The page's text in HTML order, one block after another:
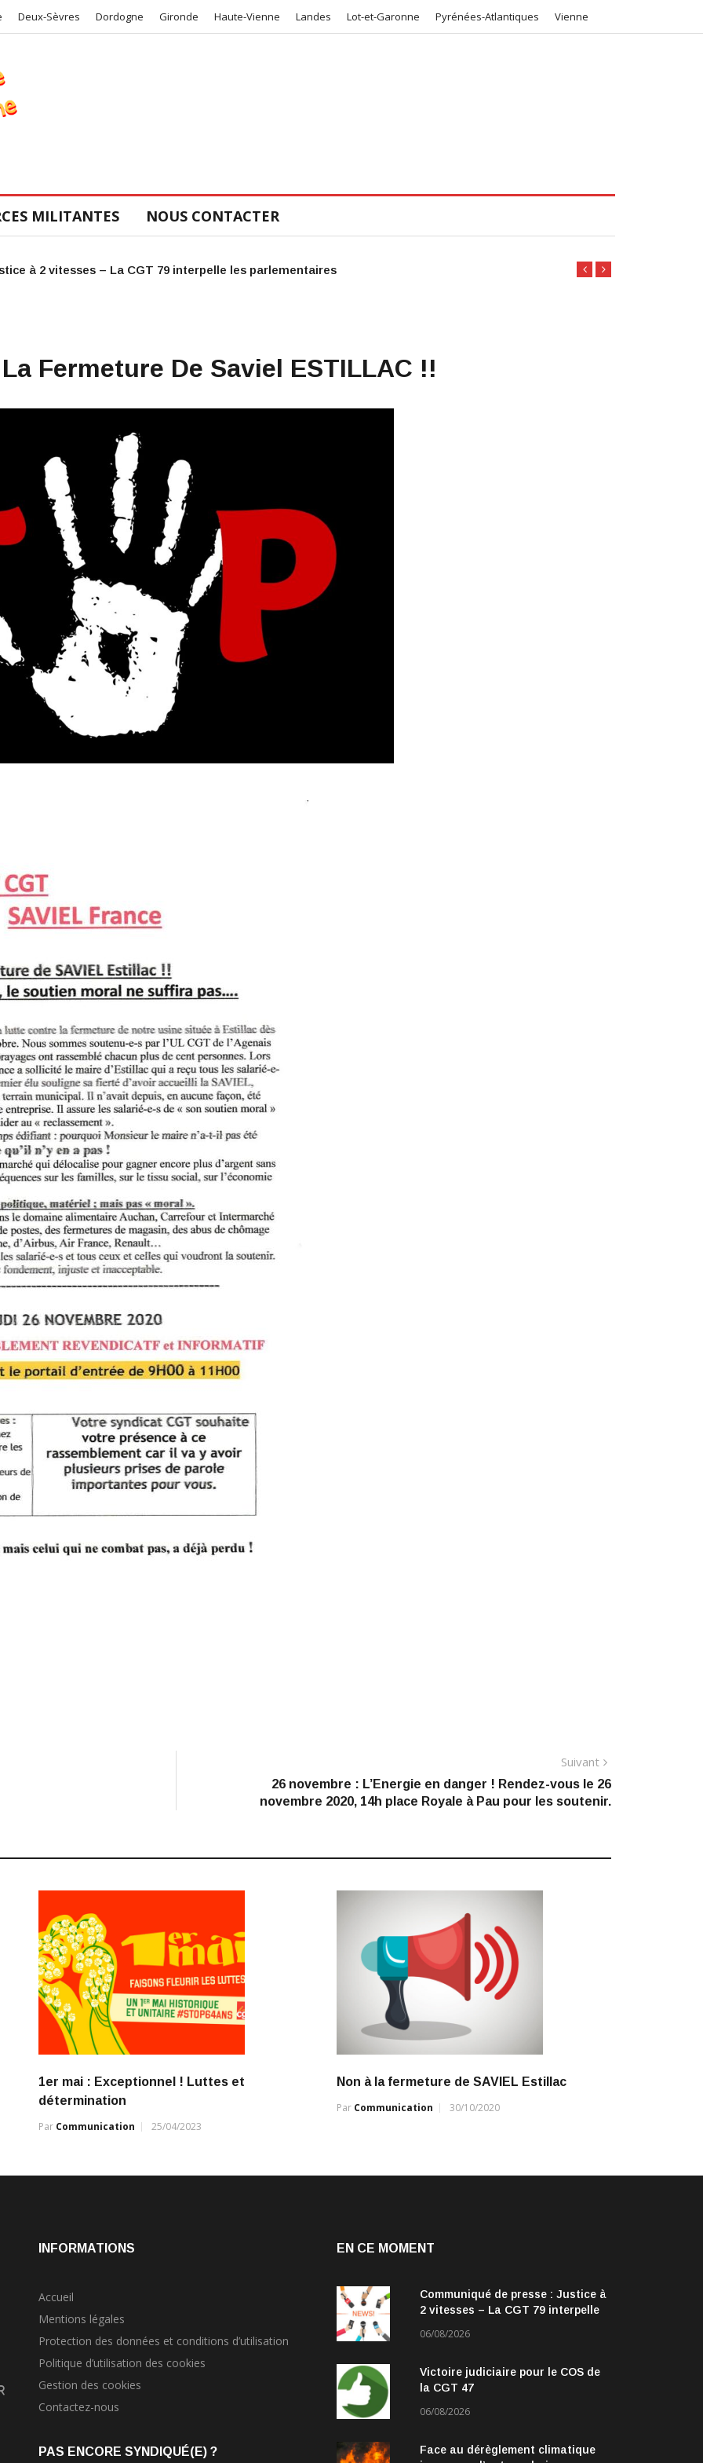
Deux-Sèvres Dordogne Gironde Haute-Vienne Landes Lot-et-Garonne Pyrénées-Atlantiques Vienne
MILITANTES NOUS CONTACTER
Victoire judiciaire pour le COS de la CGT 47
Fermeture De Saviel ESTILLAC !!
Suivant
suivant
:
26 novembre : L’Energie en danger ! Rendez-vous le 26
novembre 2020, 14h place Royale à Pau pour les soutenir.
1er mai : Exceptionnel ! Luttes et
détermination
Par Communication 25/04/2023
Non à la fermeture de SAVIEL Estillac
Par Communication 30/10/2020
INFORMATIONS
Accueil
Mentions légales
Protection des données et conditions d’utilisation
Politique d’utilisation des cookies
Gestion des cookies
Contactez-nous
PAS ENCORE SYNDIQUÉ(E) ?
EN CE MOMENT
Communiqué de presse : Justice à
2 vitesses – La CGT 79 interpelle
06/08/2026
Victoire judiciaire pour le COS de
la CGT 47
06/08/2026
Face au dérèglement climatique